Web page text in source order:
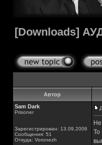
[Downloads]
Автор
Sam Dark
Prisoner
Зарегистрирован: 13.09.2006
Сообщения: 51
Откуда: Voronezh
To